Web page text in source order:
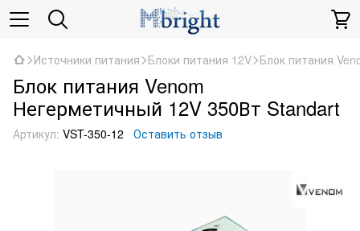
Источники питания Блоки питания 12V Блок питания
Блок питания Venom
Негерметичный 12V 350Вт Standart
Артикул: VST-350-12 Оставить отзыв